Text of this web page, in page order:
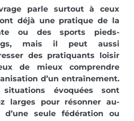
parle surtout à ceux
déjà une pratique de la
ou des sports pieds-
mais il peut aussi
des pratiquants loisir
de mieux comprendre
d’un entraînement.
situations évoquées sont
larges pour résonner au-
d’une seule fédération ou